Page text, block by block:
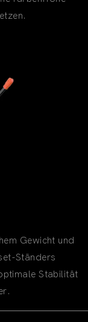
Gewicht und
Ständers
Stabilität